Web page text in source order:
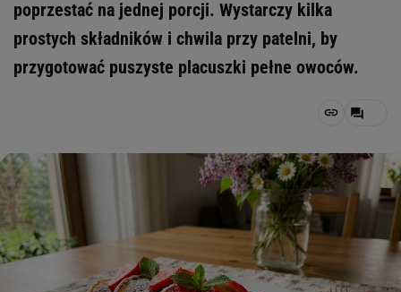
poprzestać na jednej porcji. Wystarczy kilka
prostych składników i chwila przy patelni, by
przygotować puszyste placuszki pełne owoców.